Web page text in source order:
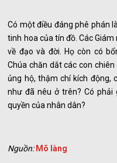
Có một điều đáng phê phán
tinh hoa của tín đồ. Các
về đạo và đời. Họ còn có
Chúa chăn dắt các con
ủng hộ, thậm chí kích động,
như đã nêu ở trên? Có phải
quyền của nhân dân?
Nguồn: Mõ làng